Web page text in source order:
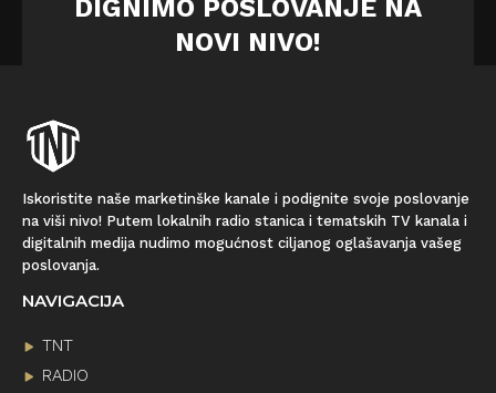
DIGNIMO POSLOVANJE NA
NOVI NIVO!
Iskoristite naše marketinške kanale i podignite svoje poslovanje
na viši nivo! Putem lokalnih radio stanica i tematskih TV kanala i
digitalnih medija nudimo mogućnost ciljanog oglašavanja vašeg
poslovanja.
NAVIGACIJA
TNT
RADIO